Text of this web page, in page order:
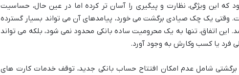
که این ویژگی، نظارت و پیگیری را آسان تر کرده اما در عین حال، حساسیت
وقتی یک چک صیادی برگشت می خورد، پیامدهای آن می تواند بسیار گسترده
این اتفاق، تنها به یک محرومیت ساده بانکی محدود نمی شود، بلکه می تواند
فرد یا کسب وکارش به وجود آورد.
شامل عدم امکان افتتاح حساب بانکی جدید، توقف خدمات کارت های